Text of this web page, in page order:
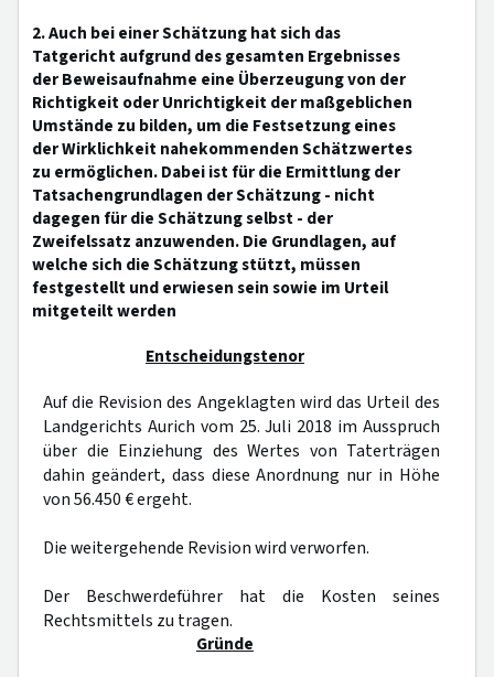
2. Auch bei einer Schätzung hat sich das
Tatgericht aufgrund des gesamten Ergebnisses
der Beweisaufnahme eine Überzeugung von der
Richtigkeit oder Unrichtigkeit der maßgeblichen
Umstände zu bilden, um die Festsetzung eines
der Wirklichkeit nahekommenden Schätzwertes
zu ermöglichen. Dabei ist für die Ermittlung der
Tatsachengrundlagen der Schätzung - nicht
dagegen für die Schätzung selbst - der
Zweifelssatz anzuwenden. Die Grundlagen, auf
welche sich die Schätzung stützt, müssen
festgestellt und erwiesen sein sowie im Urteil
mitgeteilt werden
Entscheidungstenor
Auf die Revision des Angeklagten wird das Urteil des
Landgerichts Aurich vom 25. Juli 2018 im Ausspruch
über die Einziehung des Wertes von Taterträgen
dahin geändert, dass diese Anordnung nur in Höhe
von 56.450 € ergeht.
Die weitergehende Revision wird verworfen.
Der Beschwerdeführer hat die Kosten seines
Rechtsmittels zu tragen.
Gründe